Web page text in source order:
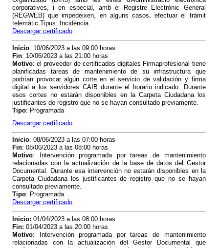
corporatives, i en especial, amb el Registre Electrònic General
(REGWEB) que impedeixen, en alguns casos, efectuar el tràmit
telemàtic.Tipus: Incidència
Descargar certificado
Inicio: 10/06/2023 a las 09:00 horas
Fin: 10/06/2023 a las 21:00 horas
Motivo: el proveedor de certificados digitales Firmaprofesional tiene
planificadas tareas de mantenimiento de su infrastructura que
podrían provocar algún corte en el servicio de validación y firma
digital a los servidores CAIB durante el horario indicado. Durante
esos cortes no estarán disponibles en la Carpeta Ciudadana los
justificantes de registro que no se hayan consultado previamente.
Tipo: Programada
Descargar certificado
Inicio: 08/06/2023 a las 07:00 horas
Fin: 08/06/2023 a las 08:00 horas
Motivo: Intervención programada por tareas de mantenimiento
relacionadas con la actualización de la base de datos del Gestor
Documental. Durante esa intervención no estarán disponibles en la
Carpeta Ciudadana los justificantes de registro que no se hayan
consultado previamente.
Tipo: Programada
Descargar certificado
Inicio: 01/04/2023 a las 08:00 horas
Fin: 01/04/2023 a las 20:00 horas
Motivo: Intervención programada por tareas de mantenimiento
relacionadas con la actualización del Gestor Documental que